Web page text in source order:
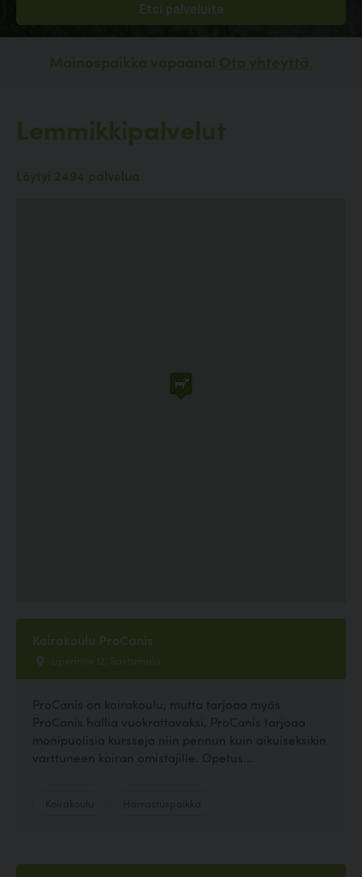
Mainospaikka vapaana! Ota yhteyttä.
Lemmikkipalvelut
Löytyi 2494 palvelua
Koirakoulu ProCanis
Liperintie 12, Sastamala
ProCanis on koirakoulu, mutta tarjoaa myös
ProCanis hallia vuokrattavaksi. ProCanis tarjoaa
monipuolisia kursseja niin pennun kuin aikuiseksikin
varttuneen koiran omistajille. Opetus...